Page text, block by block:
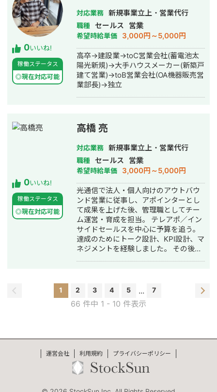
0いいね!
稼働ステータス
◎現在対応可能
対応業務 新規事業立上・営業代行
職種 セールス 営業
希望時給単価 3,000円～5,000円
高卒→建設業→toC営業会社(蓄電池太
陽光新規)→大手ハウスメーカー(新築戸
建て営業)→toB営業会社(OA機器販売営
業部長)→独立
0いいね!
稼働ステータス
◎現在対応可能
高橋 亮
対応業務 新規事業立上・営業代行
職種 セールス 営業
希望時給単価 3,000円～5,000円
光通信で法人・個人向けのアウトバウ
ンド営業に従事し、アポインターとし
て成果を上げた後、管理職としてチー
ム運営・育成を担当。 テレアポ／イン
サイドセールスを中心に予算を追う。
達成のためにトーク設計、KPI設計、マ
ネジメントを経験しました。 その後、
げ・拡大（数十名〜100名規模）、スク
の仕組み化を推進し、月販100件規模か
す。 toB／toCともに対応可能で、アポ
率1.0％→5.0％の改善実績に加え、約6
カ月で利益を-2,000万円から300万円
1 2 3 4 5 ... 7
66 件中 1 - 10 件表示
運営会社 利用規約 プライバシーポリシー